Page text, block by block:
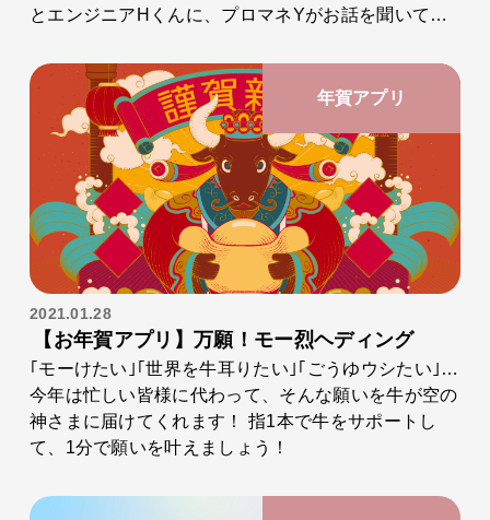
とエンジニアHくんに、プロマネYがお話を聞いてみ
年賀アプリ
2021.01.28
【お年賀アプリ】万願！モー烈ヘディング
｢モーけたい｣｢世界を牛耳りたい｣｢ごうゆウシたい｣…
今年は忙しい皆様に代わって、そんな願いを牛が空の
神さまに届けてくれます！ 指1本で牛をサポートし
て、1分で願いを叶えましょう！